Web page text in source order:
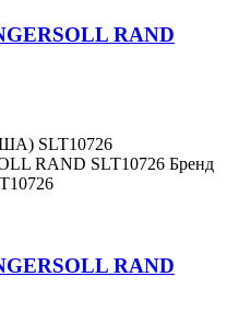
RAND
SLT10726
RAND SLT10726 Бренд
RAND